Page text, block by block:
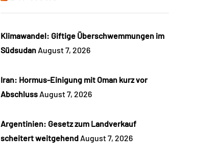
Klimawandel: Giftige Überschwemmungen im
Südsudan August 7, 2026
Iran: Hormus-Einigung mit Oman kurz vor
Abschluss August 7, 2026
Argentinien: Gesetz zum Landverkauf
scheitert weitgehend August 7, 2026